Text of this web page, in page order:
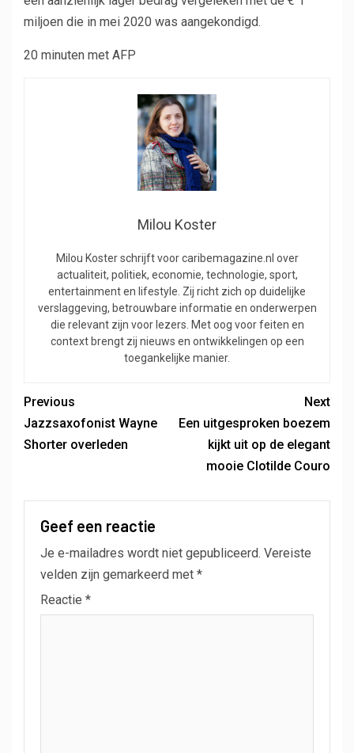
miljoen die in mei 2020 was aangekondigd.
20 minuten met AFP
Milou Koster
Milou Koster schrijft voor caribemagazine.nl over
actualiteit, politiek, economie, technologie, sport,
entertainment en lifestyle. Zij richt zich op duidelijke
verslaggeving, betrouwbare informatie en onderwerpen
die relevant zijn voor lezers. Met oog voor feiten en
context brengt zij nieuws en ontwikkelingen op een
toegankelijke manier.
Previous
Jazzsaxofonist Wayne
Shorter overleden
Next
Een uitgesproken boezem
kijkt uit op de elegant
mooie Clotilde Couro
Geef een reactie
Je e-mailadres wordt niet gepubliceerd. Vereiste
velden zijn gemarkeerd met *
Reactie *